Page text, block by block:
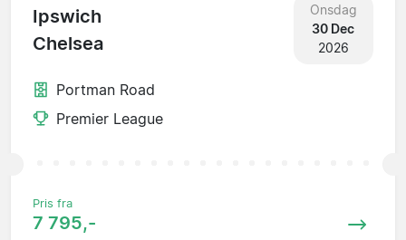
Ipswich
Chelsea
Onsdag
30 Dec
2026
Portman Road
Premier League
Pris fra
7 795,-